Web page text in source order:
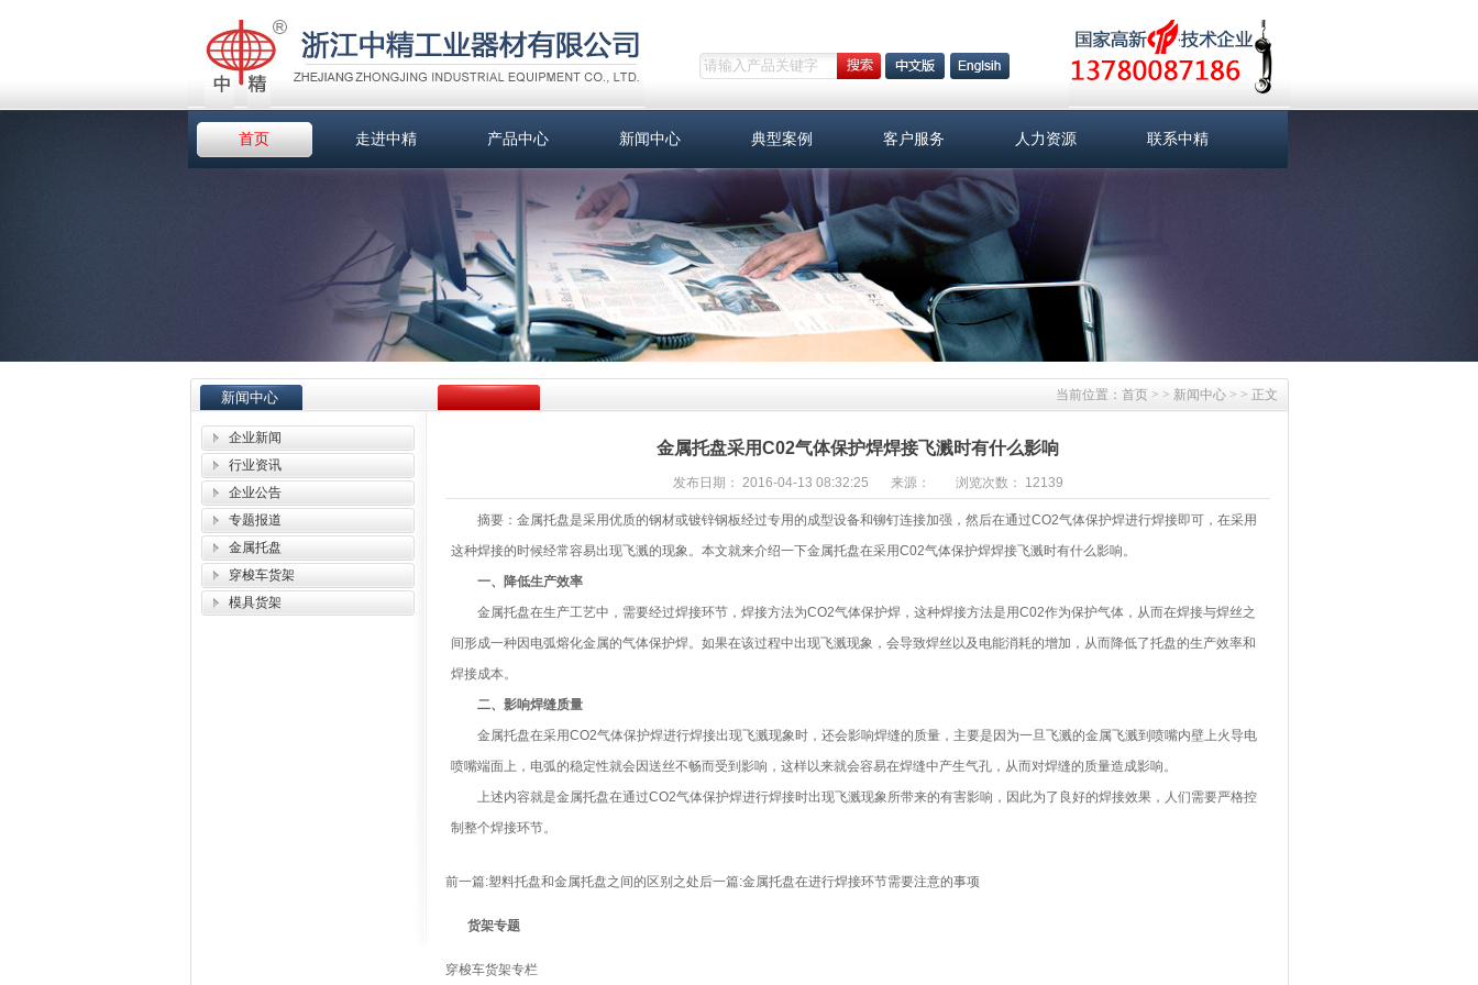
首页 走进中精 产品中心 新闻中心 典型案例 客户服务 人力资源 联系中精
新闻中心
企业新闻
行业资讯
企业公告
专题报道
金属托盘
穿梭车货架
模具货架
当前位置： 首页> > 新闻中心> > 正文
金属托盘采用C02气体保护焊焊接飞溅时有什么影响
发布日期： 2016-04-13 08:32:25 来源： 浏览次数： 12139
摘要： 金属托盘是采用优质的钢材或镀锌钢板经过专用的成型设备和铆钉连接加强，然后在通过CO2气体保护焊进行焊接即可，在采用
这种焊接的时候经常容易出现飞溅的现象。本文就来介绍一下金属托盘在采用C02气体保护焊焊接飞溅时有什么影响。
一、降低生产效率
金属托盘在生产工艺中，需要经过焊接环节，焊接方法为CO2气体保护焊，这种焊接方法是用C02作为保护气体，从而在焊接与焊丝之
间形成一种因电弧熔化金属的气体保护焊。如果在该过程中出现飞溅现象，会导致焊丝以及电能消耗的增加，从而降低了托盘的生产效率和
焊接成本。
二、影响焊缝质量
金属托盘在采用CO2气体保护焊进行焊接出现飞溅现象时，还会影响焊缝的质量，主要是因为一旦飞溅的金属飞溅到喷嘴内壁上火导电
喷嘴端面上，电弧的稳定性就会因送丝不畅而受到影响，这样以来就会容易在焊缝中产生气孔，从而对焊缝的质量造成影响。
上述内容就是金属托盘在通过CO2气体保护焊进行焊接时出现飞溅现象所带来的有害影响，因此为了良好的焊接效果，人们需要严格控
制整个焊接环节。
前一篇:塑料托盘和金属托盘之间的区别之处后一篇:金属托盘在进行焊接环节需要注意的事项
货架专题
穿梭车货架专栏